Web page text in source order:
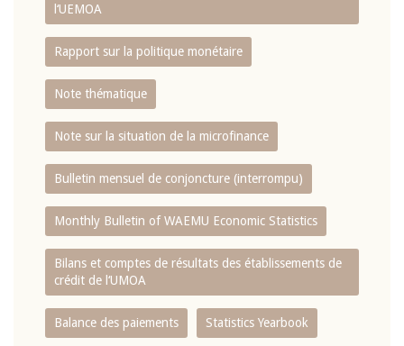
l‘UEMOA
Rapport sur la politique monétaire
Note thématique
Note sur la situation de la microfinance
Bulletin mensuel de conjoncture (interrompu)
Monthly Bulletin of WAEMU Economic Statistics
Bilans et comptes de résultats des établissements de
crédit de l‘UMOA
Balance des paiements Statistics Yearbook